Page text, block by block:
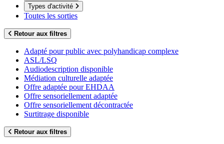
Types d'activité
Toutes les sorties
Retour aux filtres
Adapté pour public avec polyhandicap complexe
ASL/LSQ
Audiodescription disponible
Médiation culturelle adaptée
Offre adaptée pour EHDAA
Offre sensoriellement adaptée
Offre sensoriellement décontractée
Surtitrage disponible
Retour aux filtres